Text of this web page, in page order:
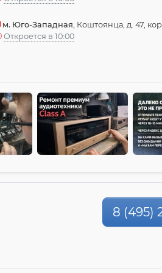
м. Юго-Западная, Коштоянца, д. 47,
Откроется в 10:00
8 (495)